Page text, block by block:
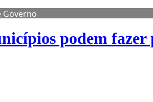
Governo
podem